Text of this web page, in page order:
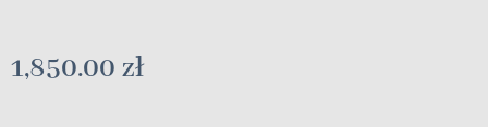
1,850.00 zł